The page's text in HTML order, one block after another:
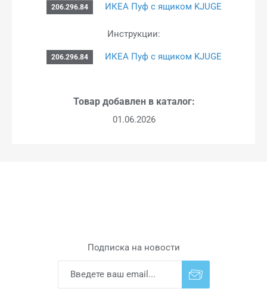
206.296.84 ИКЕА Пуф с ящиком KJUGE
Инструкции:
206.296.84 ИКЕА Пуф с ящиком KJUGE
Товар добавлен в каталог:
01.06.2026
Подписка на новости